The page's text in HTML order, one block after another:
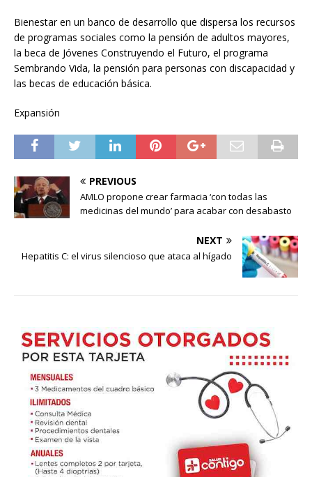
Bienestar en un banco de desarrollo que dispersa los recursos
de programas sociales como la pensión de adultos mayores,
la beca de Jóvenes Construyendo el Futuro, el programa
Sembrando Vida, la pensión para personas con discapacidad y
las becas de educación básica.
Expansión
PREVIOUS
AMLO propone crear farmacia ‘con todas las
medicinas del mundo’ para acabar con desabasto
NEXT
Hepatitis C: el virus silencioso que ataca al hígado